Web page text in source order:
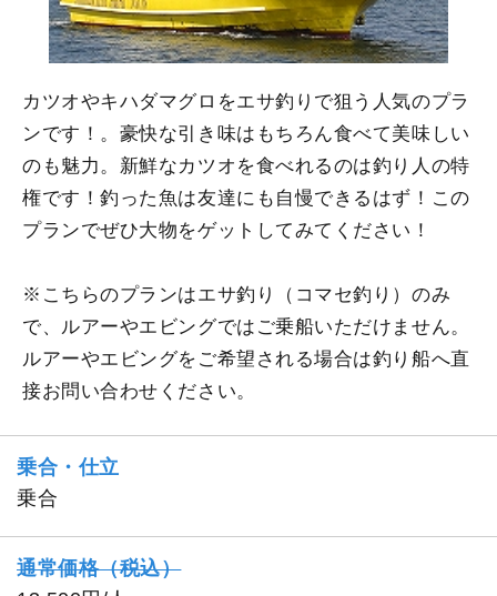
カツオやキハダマグロをエサ釣りで狙う人気のプラ
ンです！。豪快な引き味はもちろん食べて美味しい
のも魅力。新鮮なカツオを食べれるのは釣り人の特
権です！釣った魚は友達にも自慢できるはず！この
プランでぜひ大物をゲットしてみてください！
※こちらのプランはエサ釣り（コマセ釣り）のみ
で、ルアーやエビングではご乗船いただけません。
ルアーやエビングをご希望される場合は釣り船へ直
接お問い合わせください。
乗合・仕立
乗合
通常価格（税込）